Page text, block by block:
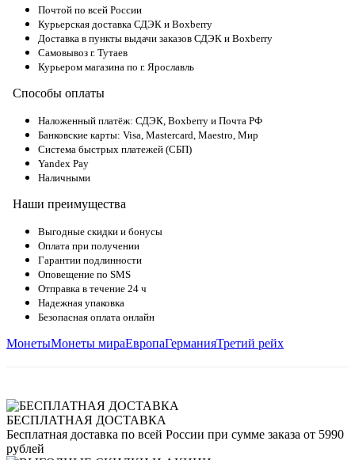
Почтой по всей России
Курьерская доставка СДЭК и Boxberry
Доставка в пункты выдачи заказов СДЭК и Boxberry
Самовывоз г. Тутаев
Курьером магазина по г. Ярославль
Способы оплаты
Наложенный платёж: СДЭК, Boxberry и Почта РФ
Банковские карты: Visa, Mastercard, Maestro, Мир
Система быстрых платежей (СБП)
Yandex Pay
Наличными
Наши преимущества
Выгодные скидки и бонусы
Оплата при получении
Гарантии подлинности
Оповещение по SMS
Отправка в течение 24 ч
Надежная упаковка
Безопасная оплата онлайн
МонетыМонеты мираЕвропаГерманияТретий рейх
БЕСПЛАТНАЯ ДОСТАВКА
Бесплатная доставка по всей России при сумме заказа от 5990
рублей